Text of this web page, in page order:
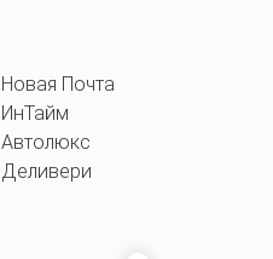
Новая Почта
ИнТайм
Автолюкс
Деливери